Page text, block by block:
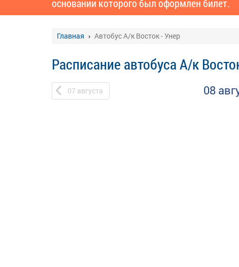
основании которого был оформлен билет.
Главная Автобус А/к Восток - Унер
Расписание автобуса А/к
07 августа 08